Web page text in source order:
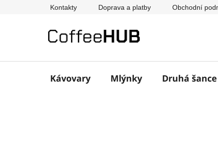
Kontakty Doprava a platby Obchodní
Kávovary Mlýnky Druhá